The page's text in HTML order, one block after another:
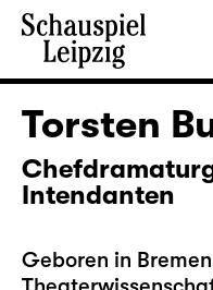
Torsten
Intendanten
Geboren in